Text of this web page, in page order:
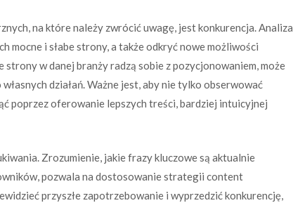
na które należy zwrócić uwagę, jest konkurencja. Analiza
mocne i słabe strony, a także odkryć nowe możliwości
w danej branży radzą sobie z pozycjonowaniem, może
działań. Ważne jest, aby nie tylko obserwować
poprzez oferowanie lepszych treści, bardziej intuicyjnej
Zrozumienie, jakie frazy kluczowe są aktualnie
pozwala na dostosowanie strategii content
przyszłe zapotrzebowanie i wyprzedzić konkurencję,